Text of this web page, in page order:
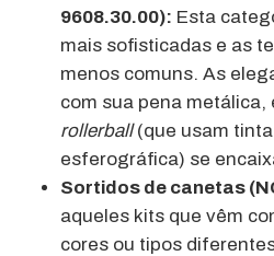
9608.30.00): Esta
mais sofisticadas e as
menos comuns. As
com sua pena metálica,
rollerball(que usam
esferográfica) se
Sortidos de canetas
aqueles kits que vêm
cores ou tipos